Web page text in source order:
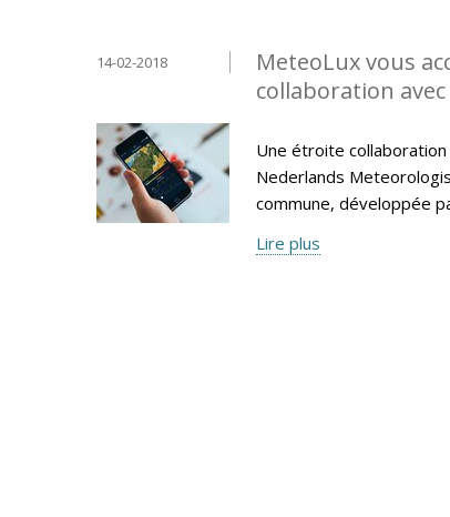
MeteoLux vous
collaboration avec
14-02-2018
Une étroite
Nederlands
commune, développée
Lire plus